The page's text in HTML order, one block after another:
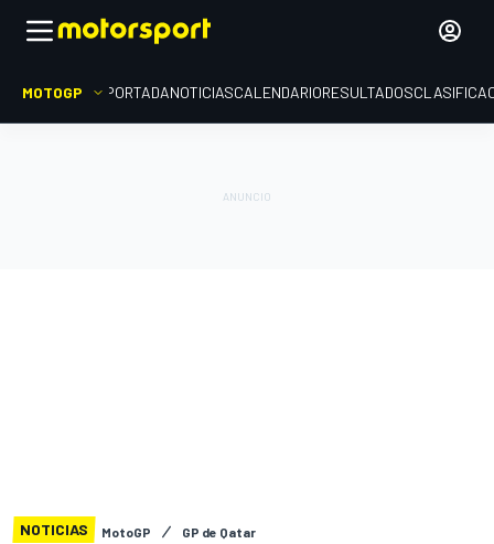
MOTOGP PORTADANOTICIASCALENDARIORESULTADOS
NOTICIAS MotoGP GP de Qatar